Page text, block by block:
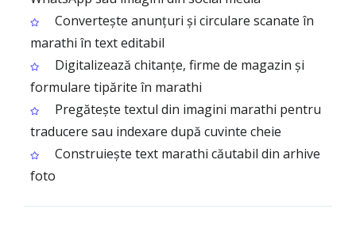
Convertește anunțuri și circulare scanate în
marathi în text editabil
Digitalizează chitanțe, firme de magazin și
formulare tipărite în marathi
Pregătește textul din imagini marathi pentru
traducere sau indexare după cuvinte cheie
Construiește text marathi căutabil din arhive
foto